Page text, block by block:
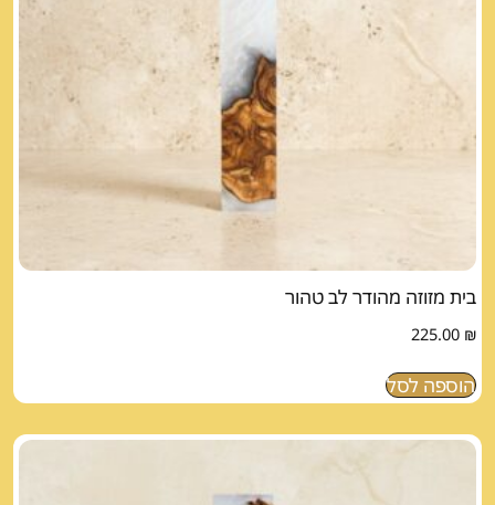
בית מזוזה מהודר לב טהור
225.00 ₪
הוספה לסל